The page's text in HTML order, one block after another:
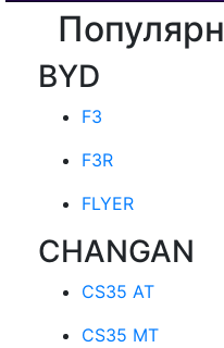
BYD
F3
F3R
FLYER
CHANGAN
CS35 AT
CS35 MT